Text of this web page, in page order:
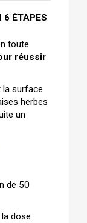
6 ÉTAPES
toute
réussir
la surface
herbes
un
de 50
dose